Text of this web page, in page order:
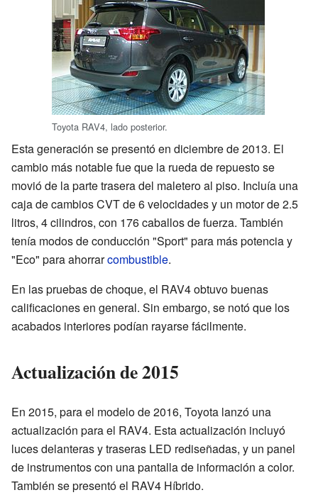
Toyota RAV4, lado posterior.
Esta generación se presentó en diciembre de 2013. El
cambio más notable fue que la rueda de repuesto se
movió de la parte trasera del maletero al piso. Incluía una
caja de cambios CVT de 6 velocidades y un motor de 2.5
litros, 4 cilindros, con 176 caballos de fuerza. También
tenía modos de conducción "Sport" para más potencia y
"Eco" para ahorrarcombustible.
En las pruebas de choque, el RAV4 obtuvo buenas
calificaciones en general. Sin embargo, se notó que los
acabados interiores podían rayarse fácilmente.
Actualización de 2015
En 2015, para el modelo de 2016, Toyota lanzó una
actualización para el RAV4. Esta actualización incluyó
luces delanteras y traseras LED rediseñadas, y un panel
de instrumentos con una pantalla de información a color.
También se presentó el RAV4 Híbrido.